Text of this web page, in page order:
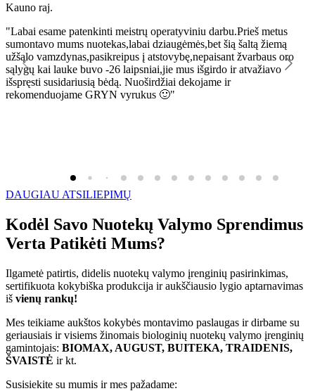
Kauno raj.
"Labai esame patenkinti meistrų operatyviniu darbu.Prieš metus
sumontavo mums nuotekas,labai dziaugėmės,bet šią šaltą žiemą
užšąlo vamzdynas,pasikreipus į atstovybę,nepaisant žvarbaus oro
sąlygų kai lauke buvo -26 laipsniai,jie mus išgirdo ir atvažiavo
išspręsti susidariusią bėdą. Nuoširdžiai dekojame ir
rekomenduojame GRYN vyrukus 🙂"
DAUGIAU ATSILIEPIMŲ
Kodėl Savo Nuotekų Valymo Sprendimus
Verta Patikėti Mums?
Ilgametė patirtis, didelis nuotekų valymo įrenginių pasirinkimas,
sertifikuota kokybiška produkcija ir aukščiausio lygio aptarnavimas
iš vienų rankų!
Mes teikiame aukštos kokybės montavimo paslaugas ir dirbame su
geriausiais ir visiems žinomais biologinių nuotekų valymo įrenginių
gamintojais: BIOMAX, AUGUST, BUITEKA, TRAIDENIS,
ŠVAISTĖ ir kt.
Susisiekite su mumis ir mes pažadame: